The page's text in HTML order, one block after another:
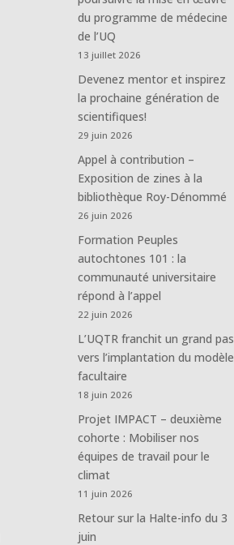
du programme de médecine
de l’UQ
13 juillet 2026
Devenez mentor et inspirez
la prochaine génération de
scientifiques!
29 juin 2026
Appel à contribution –
Exposition de zines à la
bibliothèque Roy-Dénommé
26 juin 2026
Formation Peuples
autochtones 101 : la
communauté universitaire
répond à l’appel
22 juin 2026
L’UQTR franchit un grand pas
vers l’implantation du modèle
facultaire
18 juin 2026
Projet IMPACT – deuxième
cohorte : Mobiliser nos
équipes de travail pour le
climat
11 juin 2026
Retour sur la Halte-info du 3
juin